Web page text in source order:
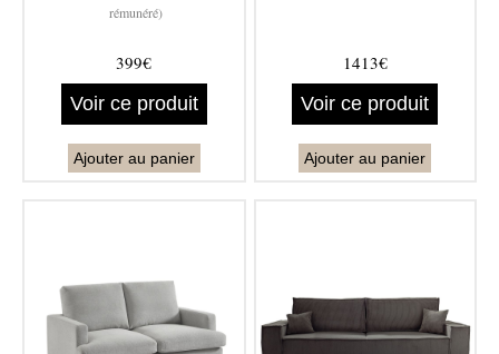
rémunéré)
399€
Voir ce produit
Ajouter au panier
1413€
Voir ce produit
Ajouter au panier